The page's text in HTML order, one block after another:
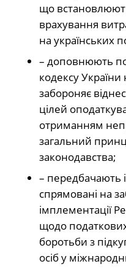
що
врахування
на українських
– доповнюють
кодексу
забороняє
цілей
отриманням
загальний
законодавства;
– передбачають
спрямовані на
імплементації
щодо
боротьби з
осіб у